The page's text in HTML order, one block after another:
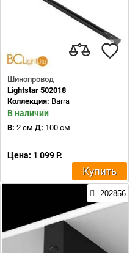
Шинопровод
Lightstar 502018
Коллекция: Barra
В наличии
В: 2 см Д: 100 см
Цена: 1 099 Р.
Купить
202856